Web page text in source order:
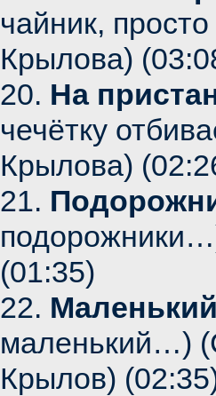
чайник,
Крылова)
20. На
чечётку
Крылова)
21.
(01:35)
22.
маленький…)
Крылов)